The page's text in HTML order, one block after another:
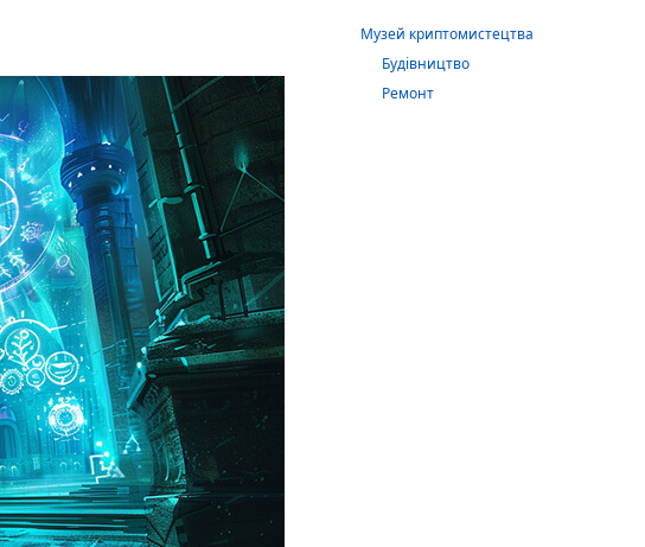
Музей криптомистецтва
Будівництво
Ремонт